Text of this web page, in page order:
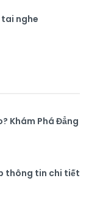
nghe
Khám Phá Đẳng
thông tin chi tiết